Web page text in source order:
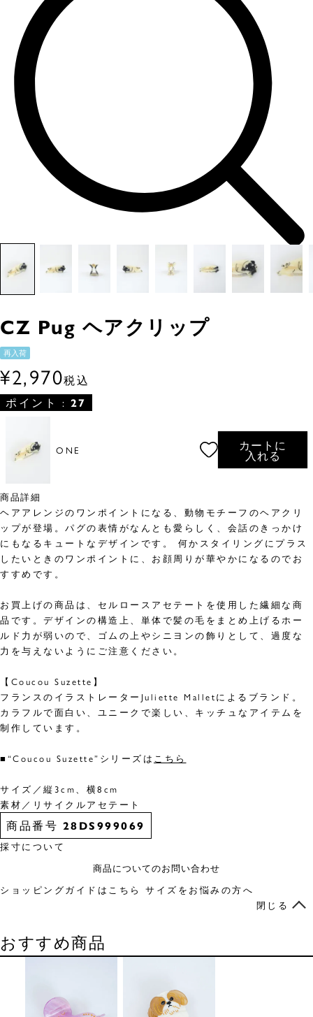
CZ Pug ヘアクリップ
再入荷
¥2,970税込
ポイント : 27
ONE
カートに
入れる
商品詳細
ヘアアレンジのワンポイントになる、動物モチーフのヘアクリ
ップが登場。パグの表情がなんとも愛らしく、会話のきっかけ
にもなるキュートなデザインです。 何かスタイリングにプラス
したいときのワンポイントに、お顔周りが華やかになるのでお
すすめです。
お買上げの商品は、セルロースアセテートを使用した繊細な商
品です。デザインの構造上、単体で髪の毛をまとめ上げるホー
ルド力が弱いので、ゴムの上やシニヨンの飾りとして、過度な
力を与えないようにご注意ください。
【Coucou Suzette】
フランスのイラストレーターJuliette Malletによるブランド。
カラフルで面白い、ユニークで楽しい、キッチュなアイテムを
制作しています。
■“Coucou Suzette”シリーズは こちら
サイズ／縦3cm、横8cm
素材／リサイクルアセテート
商品番号 28DS999069
採寸について
商品についてのお問い合わせ
ショッピングガイドはこちら サイズをお悩みの方へ
閉じる
おすすめ商品